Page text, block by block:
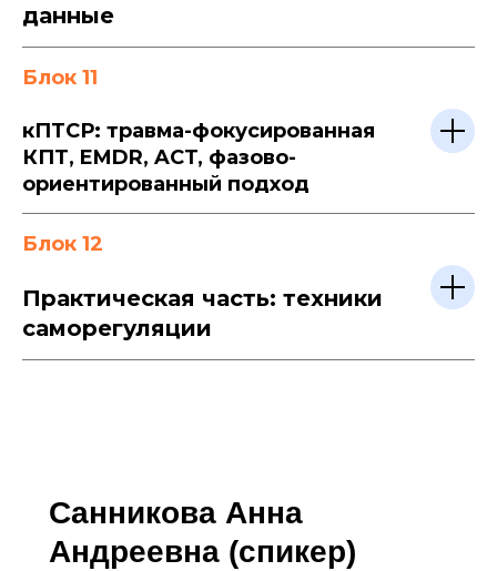
данные
Блок 11
кПТСР: травма-фокусированная
КПТ, EMDR, ACT, фазово-
ориентированный подход
Блок 12
Практическая часть: техники
саморегуляции
Санникова Анна
Андреевна (спикер)